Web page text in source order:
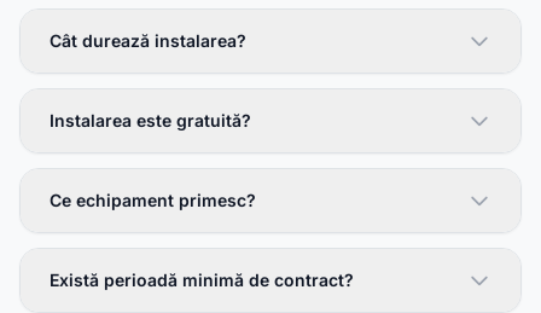
Cât durează instalarea?
Instalarea este gratuită?
Ce echipament primesc?
Există perioadă minimă de contract?